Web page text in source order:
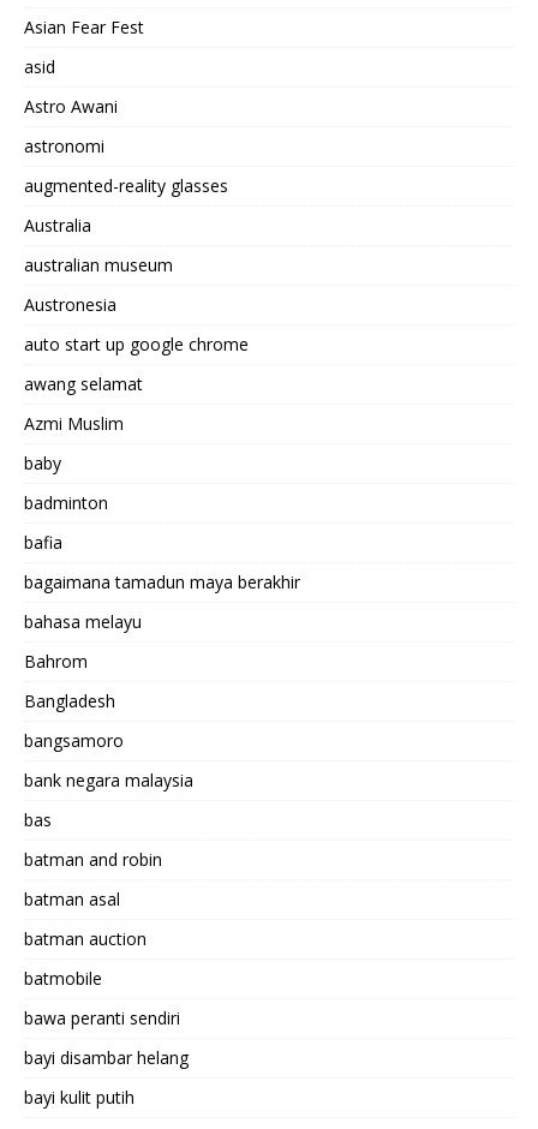
Asian Fear Fest
asid
Astro Awani
astronomi
augmented-reality glasses
Australia
australian museum
Austronesia
auto start up google chrome
awang selamat
Azmi Muslim
baby
badminton
bafia
bagaimana tamadun maya berakhir
bahasa melayu
Bahrom
Bangladesh
bangsamoro
bank negara malaysia
bas
batman and robin
batman asal
batman auction
batmobile
bawa peranti sendiri
bayi disambar helang
bayi kulit putih